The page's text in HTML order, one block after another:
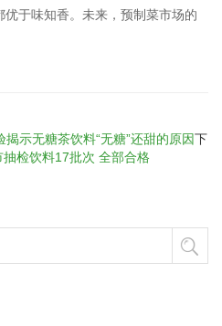
于味知香。未来，预制菜市场的
示无糖茶饮料“无糖”还甜的原因下
检饮料17批次 全部合格